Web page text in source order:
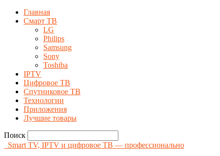
Главная
Смарт ТВ
LG
Philips
Samsung
Sony
Toshiba
IPTV
Цифровое ТВ
Спутниковое ТВ
Технологии
Приложения
Лучшие товары
Поиск
Smart TV, IPTV и цифровое ТВ — профессионально